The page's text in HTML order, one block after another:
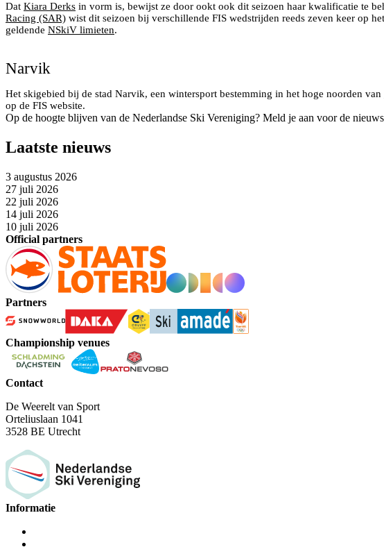
Dat Kiara Derks in vorm is, bewijst ze door ookt ook dit seizoen haar kwalificatie te
Racing (SAR) wist dit seizoen bij verschillende FIS wedstrijden reeds zeven keer op
geldende NSkiV limieten.
Narvik
Het skigebied bij de stad Narvik, een wintersport bestemming in het hoge noorden van
op de FIS website.
Op de hoogte blijven van de Nederlandse Ski Vereniging? Meld je aan voor de
Laatste nieuws
3 augustus 2026
27 juli 2026
22 juli 2026
14 juli 2026
10 juli 2026
Official partners
Partners
Championship venues
Contact
De Weerelt van Sport
Orteliuslaan 1041
3528 BE Utrecht
Informatie